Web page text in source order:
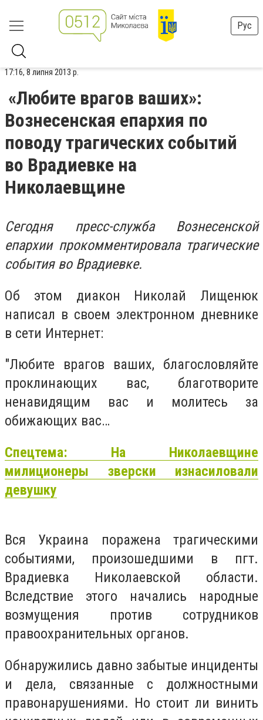
Рус
17:16, 8 липня 2013 р.
«Любите врагов ваших»:
Вознесенская епархия по
поводу трагических событий
во Врадиевке на
Николаевщине
Сегодня пресс-служба Вознесенской
епархии прокомментировала трагические
события во Врадиевке.
Об этом диакон Николай Лищенюк
написал в своем электронном дневнике
в сети Интернет:
"Любите врагов ваших, благословляйте
проклинающих вас, благотворите
ненавидящим вас и молитесь за
обижающих вас…
Спецтема: На Николаевщине
милиционеры зверски изнасиловали
девушку
Вся Украина поражена трагическими
событиями, произошедшими в пгт.
Врадиевка Николаевской области.
Вследствие этого начались народные
возмущения против сотрудников
правоохранительных органов.
Обнаружились давно забытые инциденты
и дела, связанные с должностными
правонарушениями. Но стоит ли винить